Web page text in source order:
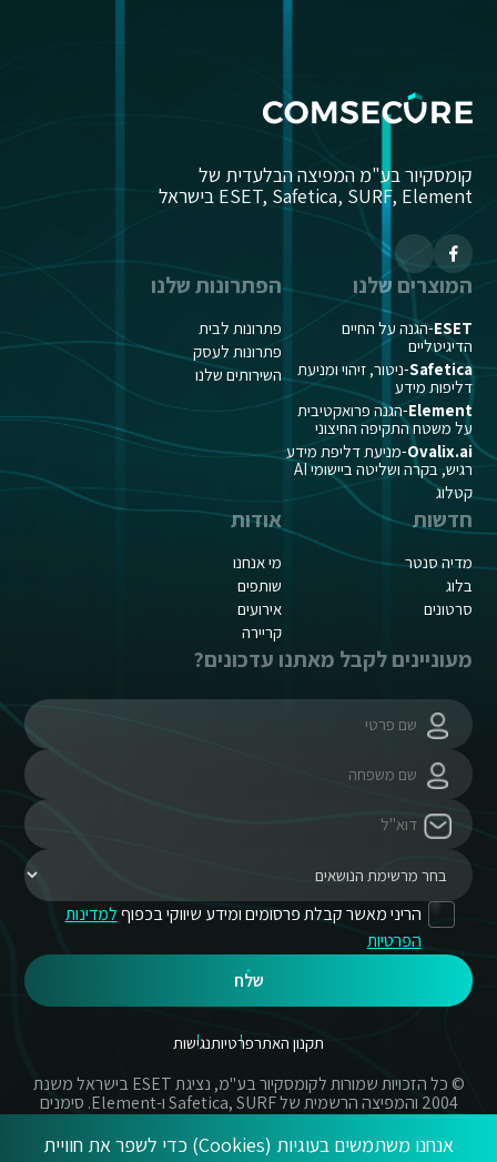
קומסקיור בע"מ המפיצה הבלעדית של
ESET, Safetica, SURF, Element בישראל
המוצרים שלנו
ESET-הגנה על החיים
הדיגיטליים
Safetica-ניטור, זיהוי ומניעת
דליפות מידע
Element-הגנה פרואקטיבית
על משטח התקיפה החיצוני
Ovalix.ai-מניעת דליפת מידע
רגיש, בקרה ושליטה ביישומי AI
קטלוג
הפתרונות שלנו
פתרונות לבית
פתרונות לעסק
השירותים שלנו
חדשות
מדיה סנטר
בלוג
סרטונים
אודות
מי אנחנו
שותפים
אירועים
קריירה
מעוניינים לקבל מאתנו עדכונים?
הריני מאשר קבלת פרסומים ומידע שיווקי בכפוףלמדינות
הפרטיות
שלח
תקנון האתרפרטיותנגישות
© כל הזכויות שמורות לקומסקיור בע"מ, נציגת ESET בישראל משנת
2004 והמפיצה הרשמית של Safetica, SURF ו-Element. סימנים
מסחריים אשר בשימוש באתר זה הינם סימנים מסחריים או מותגים
רשומים של החברות הרשומות.